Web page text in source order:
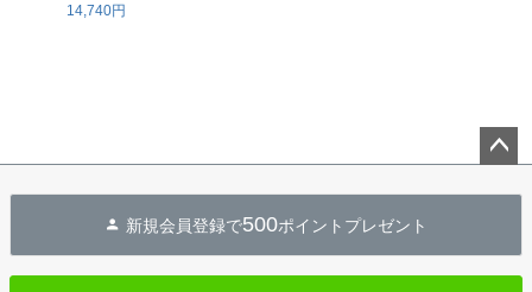
14,740円
へ
新規会員登録で500ポイントプレゼント